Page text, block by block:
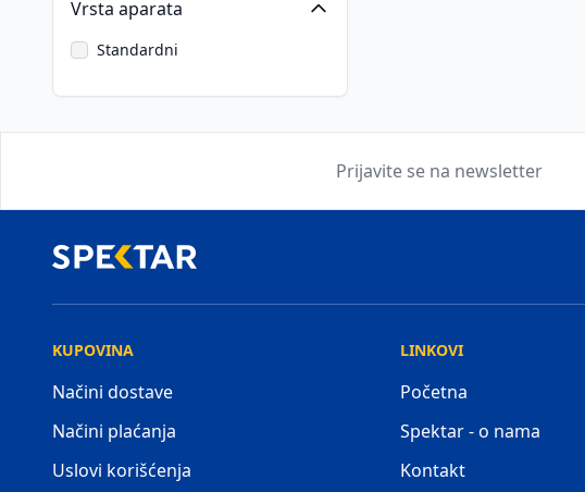
Vrsta aparata
Standardni
Prijavite se na newsletter
KUPOVINA
Načini dostave
Načini plaćanja
Uslovi korišćenja
LINKOVI
Početna
Spektar - o nama
Kontakt